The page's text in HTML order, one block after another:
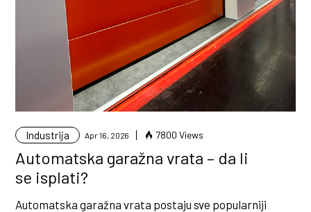
Industrija Apr 16, 2026 7800 Views
Automatska garažna vrata – da li
se isplati?
Automatska garažna vrata postaju sve popularniji